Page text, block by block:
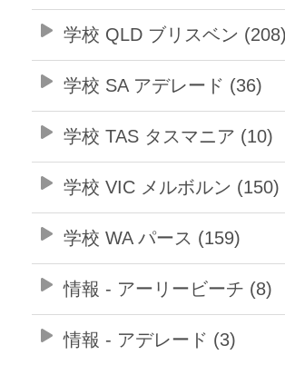
学校 QLD ブリスベン (208)
学校 SA アデレード (36)
学校 TAS タスマニア (10)
学校 VIC メルボルン (150)
学校 WA パース (159)
情報 - アーリービーチ (8)
情報 - アデレード (3)